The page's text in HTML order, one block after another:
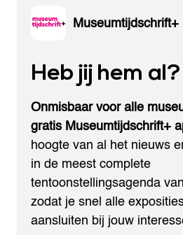
Museumtijdschrift+
Heb jij hem al?
Onmisbaar voor alle
gratis Museumtijdschrift+
hoogte van al het nieuws
in de meest complete
tentoonstellingsagenda
zodat je snel alle
aansluiten bij jouw